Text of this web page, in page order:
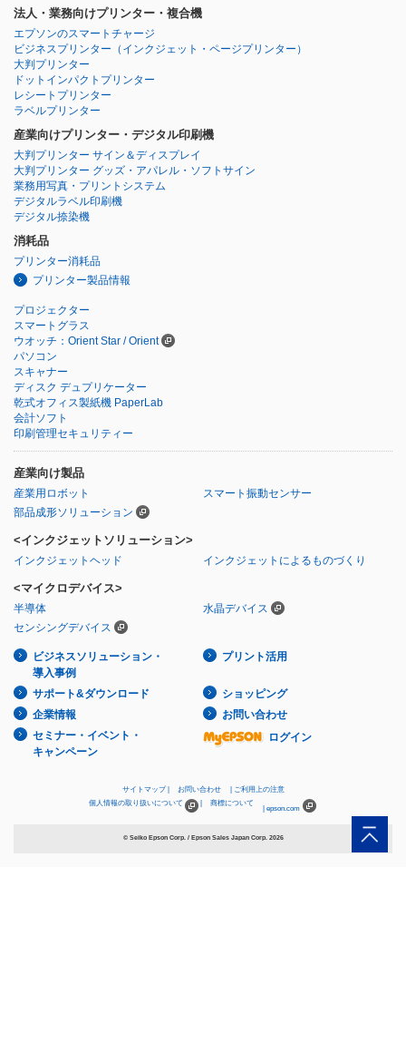
法人・業務向けプリンター・複合機
エプソンのスマートチャージ
ビジネスプリンター （インクジェット・ページプリンター）
大判プリンター
ドットインパクトプリンター
レシートプリンター
ラベルプリンター
産業向けプリンター・デジタル印刷機
大判プリンター サイン＆ディスプレイ
大判プリンター グッズ・アパレル・ソフトサイン
業務用写真・プリントシステム
デジタルラベル印刷機
デジタル捺染機
消耗品
プリンター消耗品
プリンター製品情報
プロジェクター
スマートグラス
ウオッチ：Orient Star / Orient
パソコン
スキャナー
ディスク デュプリケーター
乾式オフィス製紙機 PaperLab
会計ソフト
印刷管理セキュリティー
産業向け製品
産業用ロボット
スマート振動センサー
部品成形ソリューション
<インクジェットソリューション>
インクジェットヘッド インクジェットによるものづくり
<マイクロデバイス>
半導体
水晶デバイス
センシングデバイス
ビジネスソリューション・
導入事例
プリント活用
サポート&ダウンロード
ショッピング
企業情報
お問い合わせ
セミナー・イベント・
キャンペーン
ログイン
サイトマップ お問い合わせ
ご利用上の注意
個人情報の取り扱いについて
商標について
epson.com
© Seiko Epson Corp. / Epson Sales Japan Corp. 2026